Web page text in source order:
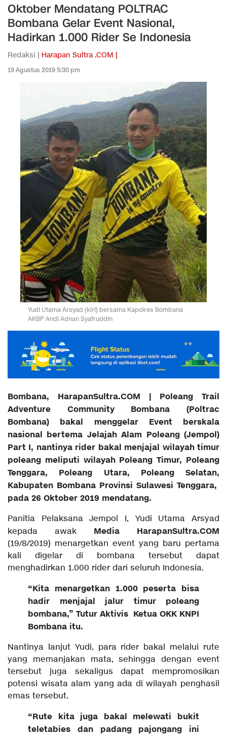
Oktober Mendatang POLTRAC
Bombana Gelar Event Nasional,
Hadirkan 1.000 Rider Se Indonesia
Redaksi | Harapan Sultra .COM |
19 Agustus 2019 5:30 pm
Yudi Utama Arsyad (kiri) bersama Kapolres Bombana
AKBP Andi Adnan Syafruddin
Bombana, HarapanSultra.COM | Poleang Trail
Adventure Community Bombana (Poltrac
Bombana) bakal menggelar Event berskala
nasional bertema Jelajah Alam Poleang (Jempol)
Part I, nantinya rider bakal menjajal wilayah timur
poleang meliputi wilayah Poleang Timur, Poleang
Tenggara, Poleang Utara, Poleang Selatan,
Kabupaten Bombana Provinsi Sulawesi Tenggara,
pada 26 Oktober 2019 mendatang.
Panitia Pelaksana Jempol I, Yudi Utama Arsyad
kepada awak Media HarapanSultra.COM
(19/8/2019) menargetkan event yang baru pertama
kali digelar di bombana tersebut dapat
menghadirkan 1.000 rider dari seluruh Indonesia.
“Kita menargetkan 1.000 peserta bisa
hadir menjajal jalur timur poleang
bombana,” Tutur Aktivis Ketua OKK KNPI
Bombana itu.
Nantinya lanjut Yudi, para rider bakal melalui rute
yang memanjakan mata, sehingga dengan event
tersebut juga sekaligus dapat mempromosikan
potensi wisata alam yang ada di wilayah penghasil
emas tersebut.
“Rute kita juga bakal melewati bukit
teletabies dan padang pajongang ini